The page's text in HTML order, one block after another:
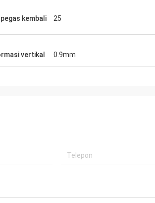
pegas kembali 25
vertikal 0.9mm